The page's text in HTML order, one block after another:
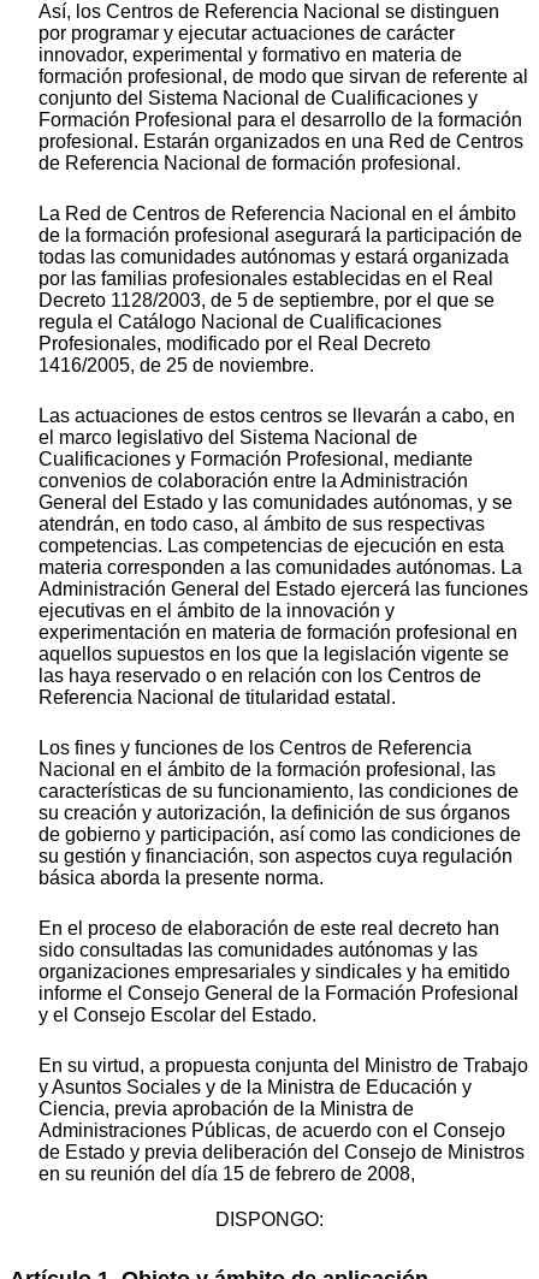
Así, los Centros de Referencia Nacional se distinguen
por programar y ejecutar actuaciones de carácter
innovador, experimental y formativo en materia de
formación profesional, de modo que sirvan de referente al
conjunto del Sistema Nacional de Cualificaciones y
Formación Profesional para el desarrollo de la formación
profesional. Estarán organizados en una Red de Centros
de Referencia Nacional de formación profesional.
La Red de Centros de Referencia Nacional en el ámbito
de la formación profesional asegurará la participación de
todas las comunidades autónomas y estará organizada
por las familias profesionales establecidas en el Real
Decreto 1128/2003, de 5 de septiembre, por el que se
regula el Catálogo Nacional de Cualificaciones
Profesionales, modificado por el Real Decreto
1416/2005, de 25 de noviembre.
Las actuaciones de estos centros se llevarán a cabo, en
el marco legislativo del Sistema Nacional de
Cualificaciones y Formación Profesional, mediante
convenios de colaboración entre la Administración
General del Estado y las comunidades autónomas, y se
atendrán, en todo caso, al ámbito de sus respectivas
competencias. Las competencias de ejecución en esta
materia corresponden a las comunidades autónomas. La
Administración General del Estado ejercerá las funciones
ejecutivas en el ámbito de la innovación y
experimentación en materia de formación profesional en
aquellos supuestos en los que la legislación vigente se
las haya reservado o en relación con los Centros de
Referencia Nacional de titularidad estatal.
Los fines y funciones de los Centros de Referencia
Nacional en el ámbito de la formación profesional, las
características de su funcionamiento, las condiciones de
su creación y autorización, la definición de sus órganos
de gobierno y participación, así como las condiciones de
su gestión y financiación, son aspectos cuya regulación
básica aborda la presente norma.
En el proceso de elaboración de este real decreto han
sido consultadas las comunidades autónomas y las
organizaciones empresariales y sindicales y ha emitido
informe el Consejo General de la Formación Profesional
y el Consejo Escolar del Estado.
En su virtud, a propuesta conjunta del Ministro de Trabajo
y Asuntos Sociales y de la Ministra de Educación y
Ciencia, previa aprobación de la Ministra de
Administraciones Públicas, de acuerdo con el Consejo
de Estado y previa deliberación del Consejo de Ministros
en su reunión del día 15 de febrero de 2008,
DISPONGO: